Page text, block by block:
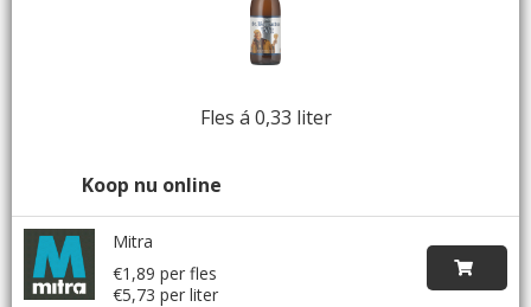
Fles á 0,33 liter
Koop nu online
Mitra
€1,89 per fles
€5,73 per liter